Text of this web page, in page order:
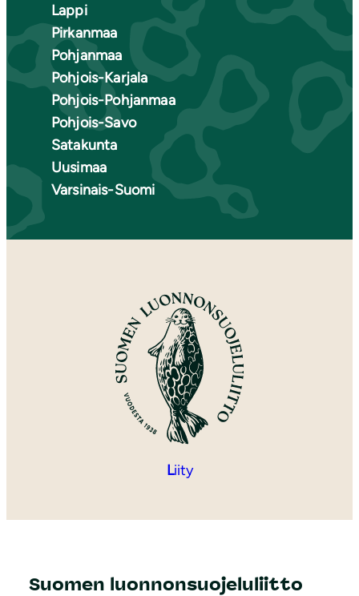
Lappi
Pirkanmaa
Pohjanmaa
Pohjois-Karjala
Pohjois-Pohjanmaa
Pohjois-Savo
Satakunta
Uusimaa
Varsinais-Suomi
Liity
Suomen luonnonsuojeluliitto